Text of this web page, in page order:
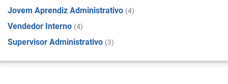
Jovem Aprendiz Administrativo (4)
Vendedor Interno (4)
Supervisor Administrativo (3)